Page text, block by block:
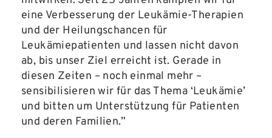
eine Verbesserung der Leukämie-Therapien
und der Heilungschancen für
Leukämiepatienten und lassen nicht davon
ab, bis unser Ziel erreicht ist. Gerade in
diesen Zeiten – noch einmal mehr –
sensibilisieren wir für das Thema ‘Leukämie’
und bitten um Unterstützung für Patienten
und deren Familien.”